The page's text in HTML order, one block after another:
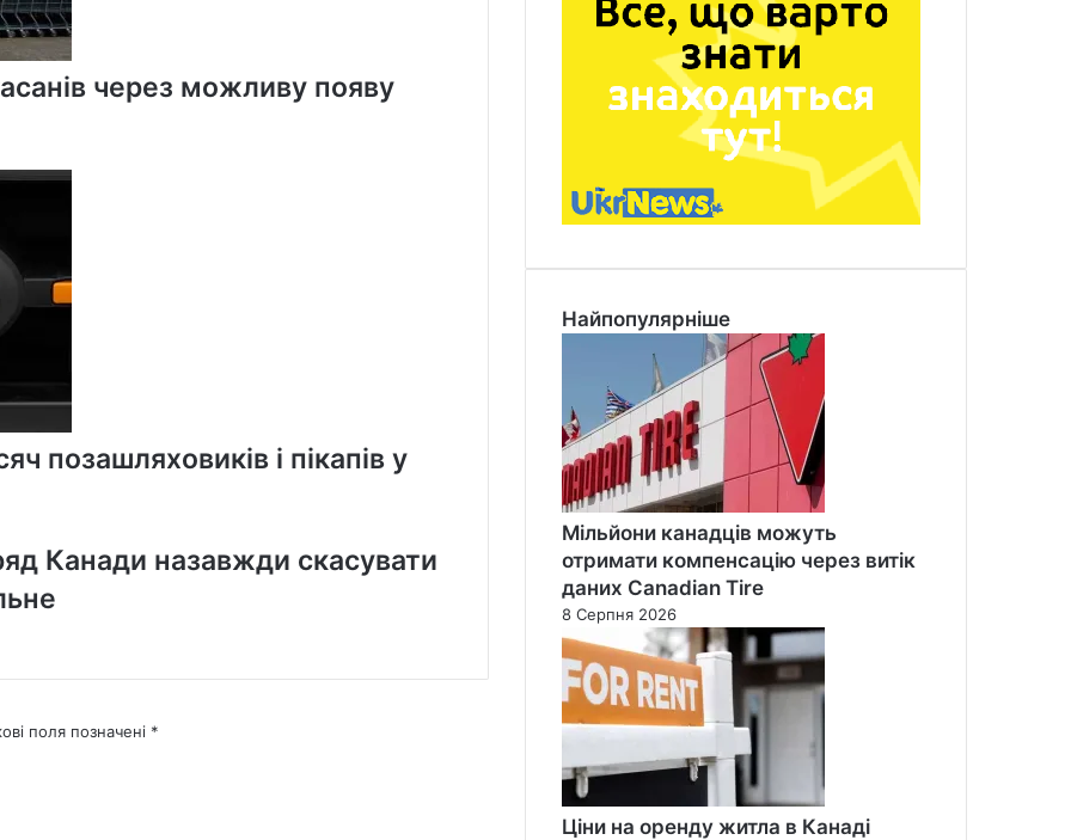
через можливу появу
позашляховиків і пікапів у
Канади назавжди скасувати
поля позначені *
Найпопулярніше
Мільйони канадців можуть
отримати компенсацію через витік
даних Canadian Tire
8 Серпня 2026
Ціни на оренду житла в Канаді